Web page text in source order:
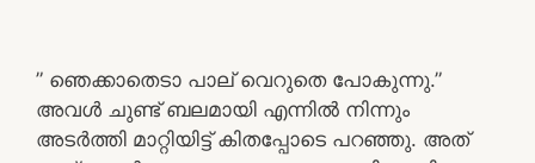
” ഞെക്കാതെടാ പാല് വെറുതെ പോകുന്നു.”
അവൾ ചുണ്ട് ബലമായി എന്നിൽ നിന്നും
അടർത്തി മാറ്റിയിട്ട് കിതപ്പോടെ പറഞ്ഞു. അത്